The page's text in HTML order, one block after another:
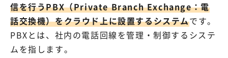
信を行うPBX（Private Branch Exchange：電
話交換機）をクラウド上に設置するシステムです。
PBXとは、社内の電話回線を管理・制御するシステ
ムを指します。